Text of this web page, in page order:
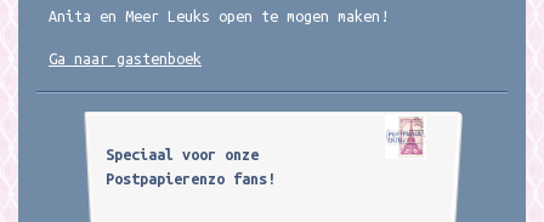
Anita en Meer Leuks open te mogen maken!
Ga naar gastenboek
Speciaal voor onze
Postpapierenzo fans!